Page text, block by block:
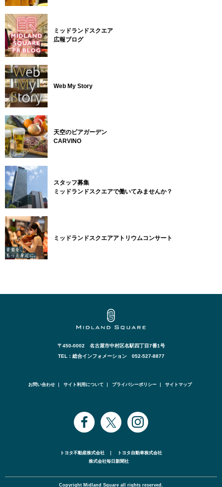
ミッドランドスクエア
広報ブログ
Web My Story
天空のビアガーデン
CARVINO
スタッフ募集
ミッドランドスクエアで働いてみませんか？
ミッドランドスクエアアトリウムコンサート
〒450-0002 名古屋市中村区名駅四丁目7番1号
TEL：総合インフォメーション 052-527-8877
お問い合わせ サイト利用について プライバシーポリシー サイトマップ
トヨタ不動産株式会社
トヨタ自動車株式会社
株式会社毎日新聞社
Copyright Midland Square all rights reserved.